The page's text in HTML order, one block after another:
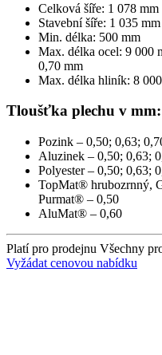
Celková šíře: 1 078 mm
Stavební šíře: 1 035 mm
Min. délka: 500 mm
Max. délka ocel: 9 000
0,70 mm
Max. délka hliník: 8
Tloušťka plechu v mm:
Pozink – 0,50; 0,63;
Aluzinek – 0,50; 0,63;
Polyester – 0,50; 0,63;
TopMat® hrubozrnný,
Purmat® – 0,50
AluMat® – 0,60
Platí pro prodejnu Všechny
Vyžádat cenovou nabídku